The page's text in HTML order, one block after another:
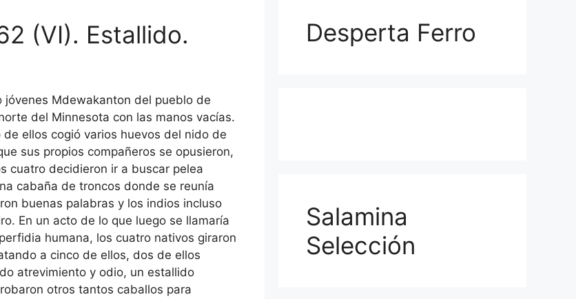
(VI). Estallido.
Mdewakanton del pueblo de
del Minnesota con las manos vacías.
ellos cogió varios huevos del nido de
sus propios compañeros se opusieron,
cuatro decidieron ir a buscar pelea
cabaña de troncos donde se reunía
buenas palabras y los indios incluso
En un acto de lo que luego se llamaría
humana, los cuatro nativos giraron
a cinco de ellos, dos de ellos
atrevimiento y odio, un estallido
otros tantos caballos para
Desperta Ferro
Salamina
Selección